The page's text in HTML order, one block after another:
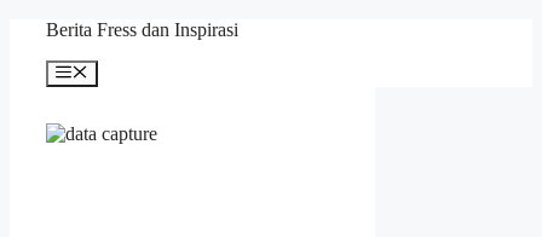
content
Berita Fress dan Inspirasi
Menu